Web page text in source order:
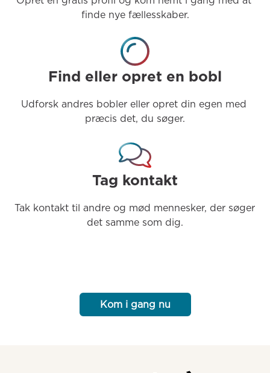
finde nye fællesskaber.
Find eller opret en bobl
Udforsk andres bobler eller opret din egen med
præcis det, du søger.
Tag kontakt
Tak kontakt til andre og mød mennesker, der søger
det samme som dig.
Kom i gang nu